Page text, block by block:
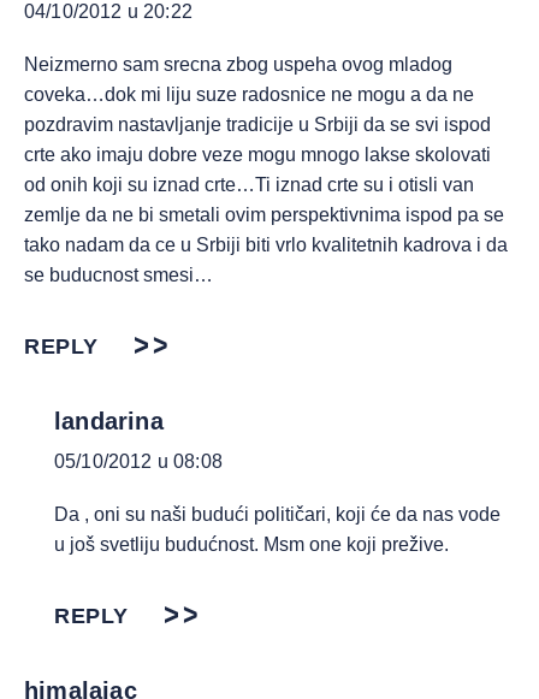
04/10/2012 u 20:22
Neizmerno sam srecna zbog uspeha ovog mladog
coveka…dok mi liju suze radosnice ne mogu a da ne
pozdravim nastavljanje tradicije u Srbiji da se svi ispod
crte ako imaju dobre veze mogu mnogo lakse skolovati
od onih koji su iznad crte…Ti iznad crte su i otisli van
zemlje da ne bi smetali ovim perspektivnima ispod pa se
tako nadam da ce u Srbiji biti vrlo kvalitetnih kadrova i da
se buducnost smesi…
REPLY
landarina
05/10/2012 u 08:08
Da , oni su naši budući političari, koji će da nas vode
u još svetliju budućnost. Msm one koji prežive.
REPLY
himalajac